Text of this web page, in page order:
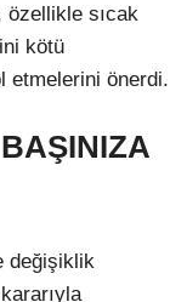
özellikle sıcak
kötü
etmelerini önerdi.
değişiklik